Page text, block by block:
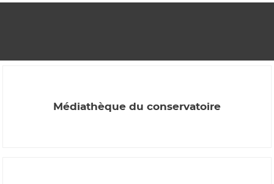
Médiathèque du conservatoire